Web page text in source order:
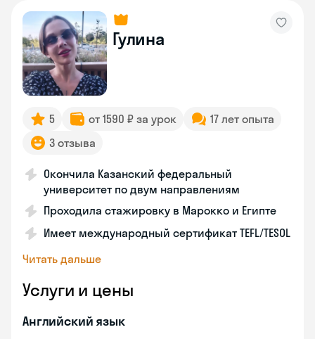
Гулина
5 от 1590 ₽ за урок
17 лет опыта
3 отзыва
Окончила Казанский федеральный
университет по двум направлениям
Проходила стажировку в Марокко и Египте
Имеет международный сертификат TEFL/TESOL
Читать дальше
Услуги и цены
Английский язык